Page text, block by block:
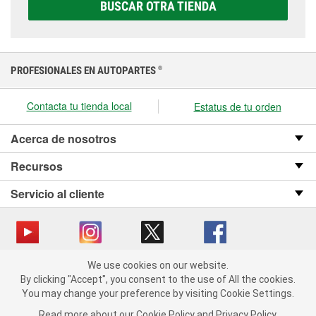
BUSCAR OTRA TIENDA
We use cookies on our website. By clicking "Accept", you consent
to the use of All the cookies.
You may change your preference by visiting Cookie Settings.
PROFESIONALES EN AUTOPARTES ®
Contacta tu tienda local Estatus de tu orden
Acerca de nosotros
Recursos
Servicio al cliente
Copyright © 2008-2026 O’Reilly Auto Parts v OST_3.2.0.0.729 (3) cv1361
catalog_main
Política de privacidad
Ley de transparencia en las cadenas de suministro
We use cookies on our website.
By clicking "Accept", you consent to the use of All the cookies.
You may change your preference by visiting Cookie Settings.